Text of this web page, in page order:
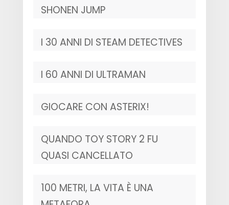
SHONEN JUMP
I 30 ANNI DI STEAM DETECTIVES
I 60 ANNI DI ULTRAMAN
GIOCARE CON ASTERIX!
QUANDO TOY STORY 2 FU
QUASI CANCELLATO
100 METRI, LA VITA È UNA